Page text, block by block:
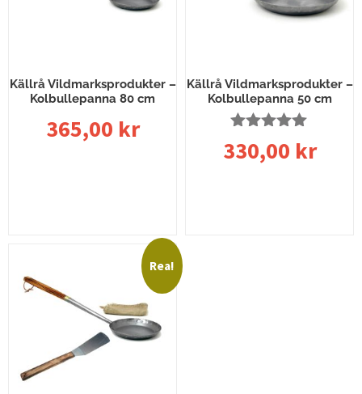
Källrå Vildmarksprodukter –
Kolbullepanna 80 cm
365,00 kr
Källrå Vildmarksprodukter –
Kolbullepanna 50 cm
Betygsatt
5.00
330,00 kr
Rea!